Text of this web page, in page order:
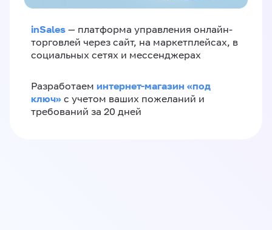
inSales — платформа управления онлайн-
торговлей через сайт, на маркетплейсах, в
социальных сетях и мессенджерах
Разработаем интернет-магазин «‎под
ключ»‎ с учетом ваших пожеланий и
требований за 20 дней